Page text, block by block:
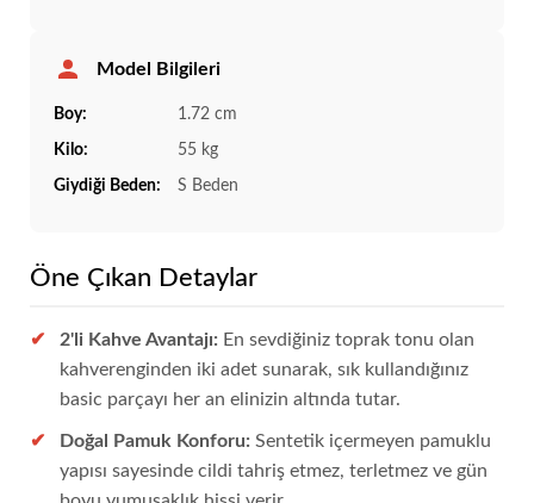
Model Bilgileri
Boy: 1.72 cm
Kilo: 55 kg
Giydiği Beden: S Beden
Öne Çıkan Detaylar
2'li Kahve Avantajı: En sevdiğiniz toprak tonu olan
kahverenginden iki adet sunarak, sık kullandığınız
basic parçayı her an elinizin altında tutar.
Doğal Pamuk Konforu: Sentetik içermeyen pamuklu
yapısı sayesinde cildi tahriş etmez, terletmez ve gün